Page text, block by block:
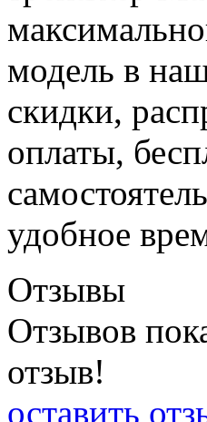
модель в
скидки,
оплаты,
удобное
Отзывы
Отзывов
отзыв!
оставить